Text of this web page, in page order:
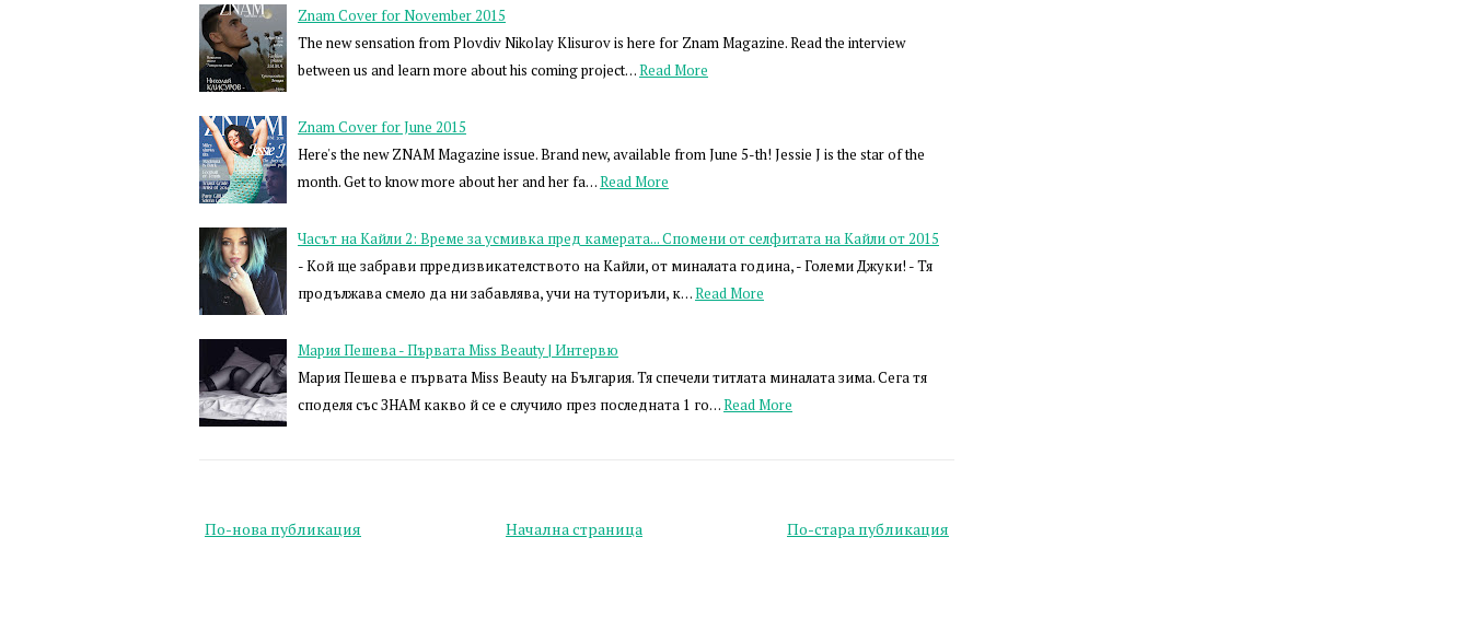
Znam Cover for November 2015
The new sensation from Plovdiv Nikolay Klisurov is here for Znam Magazine. Read the interview
between us and learn more about his coming project…Read More
Znam Cover for June 2015
Here's the new ZNAM Magazine issue. Brand new, available from June 5-th! Jessie J is the star of the
month. Get to know more about her and her fa…Read More
Часът на Кайли 2: Време за усмивка пред камерата... Спомени от селфитата на Кайли от 2015
- Кой ще забрави прредизвикателството на Кайли, от миналата година, - Големи Джуки! - Тя
продължава смело да ни забавлява, учи на туториъли, к…Read More
Мария Пешева - Първата Miss Beauty | Интервю
Мария Пешева е първата Miss Beauty на България. Тя спечели титлата миналата зима. Сега тя
споделя със ЗНАМ какво й се е случило през последната 1 го…Read More
По-нова публикация По-стара публикация
Начална страница